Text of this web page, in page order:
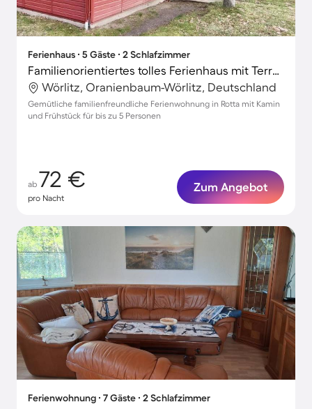
Ferienhaus ∙ 5 Gäste ∙ 2 Schlafzimmer
Familienorientiertes tolles Ferienhaus mit Terrasse
Wörlitz, Oranienbaum-Wörlitz, Deutschland
Gemütliche familienfreundliche Ferienwohnung in Rotta mit Kamin
und Frühstück für bis zu 5 Personen
ab 72 €
pro Nacht
Zum Angebot
Ferienwohnung ∙ 7 Gäste ∙ 2 Schlafzimmer